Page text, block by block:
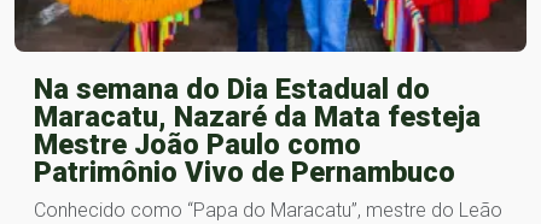
Na semana do Dia Estadual do
Maracatu, Nazaré da Mata festeja
Mestre João Paulo como
Patrimônio Vivo de Pernambuco
Conhecido como “Papa do Maracatu”, mestre do Leão